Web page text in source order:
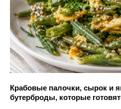
Крабовые палочки, сырок и
бутерброды, которые